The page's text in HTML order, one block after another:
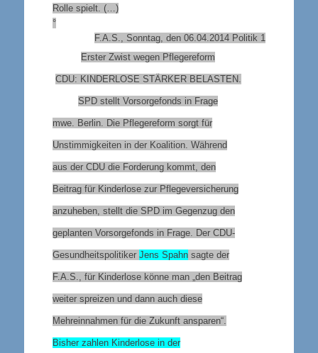
Rolle spielt. (…)
°
F.A.S., Sonntag, den 06.04.2014 Politik 1
Erster Zwist wegen Pflegereform
CDU: KINDERLOSE STÄRKER BELASTEN.
SPD stellt Vorsorgefonds in Frage
mwe. Berlin. Die Pflegereform sorgt für
Unstimmigkeiten in der Koalition. Während
aus der CDU die Forderung kommt, den
Beitrag für Kinderlose zur Pflegeversicherung
anzuheben, stellt die SPD im Gegenzug den
geplanten Vorsorgefonds in Frage. Der CDU-
Gesundheitspolitiker Jens Spahnsagte der
F.A.S., für Kinderlose könne man „den Beitrag
weiter spreizenund dann auch diese
Mehreinnahmen für die Zukunft ansparen“.
Bisher zahlen Kinderlose in der